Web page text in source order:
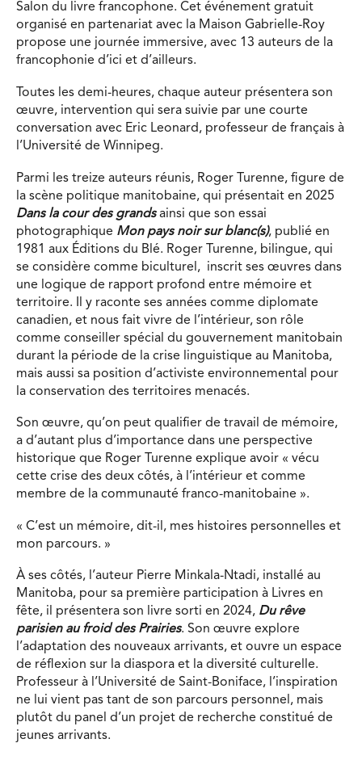
Salon du livre francophone. Cet événement gratuit
organisé en partenariat avec la Maison Gabrielle-Roy
propose une journée immersive, avec 13 auteurs de la
francophonie d’ici et d’ailleurs.
Toutes les demi-heures, chaque auteur présentera son
œuvre, intervention qui sera suivie par une courte
conversation avec Eric Leonard, professeur de français à
l’Université de Winnipeg.
Parmi les treize auteurs réunis, Roger Turenne, figure de
la scène politique manitobaine, qui présentait en 2025
Dans la cour des grandsainsi que son essai
photographique Mon pays noir sur blanc(s), publié en
1981 aux Éditions du Blé. Roger Turenne, bilingue, qui
se considère comme biculturel, inscrit ses œuvres dans
une logique de rapport profond entre mémoire et
territoire. Il y raconte ses années comme diplomate
canadien, et nous fait vivre de l’intérieur, son rôle
comme conseiller spécial du gouvernement manitobain
durant la période de la crise linguistique au Manitoba,
mais aussi sa position d’activiste environnemental pour
la conservation des territoires menacés.
Son œuvre, qu’on peut qualifier de travail de mémoire,
a d’autant plus d’importance dans une perspective
historique que Roger Turenne explique avoir « vécu
cette crise des deux côtés, à l’intérieur et comme
membre de la communauté franco-manitobaine ».
« C’est un mémoire, dit-il, mes histoires personnelles et
mon parcours. »
À ses côtés, l’auteur Pierre Minkala-Ntadi, installé au
Manitoba, pour sa première participation à Livres en
fête, il présentera son livre sorti en 2024, Du rêve
parisien au froid des Prairies. Son œuvre explore
l’adaptation des nouveaux arrivants, et ouvre un espace
de réflexion sur la diaspora et la diversité culturelle.
Professeur à l’Université de Saint-Boniface, l’inspiration
ne lui vient pas tant de son parcours personnel, mais
plutôt du panel d’un projet de recherche constitué de
jeunes arrivants.